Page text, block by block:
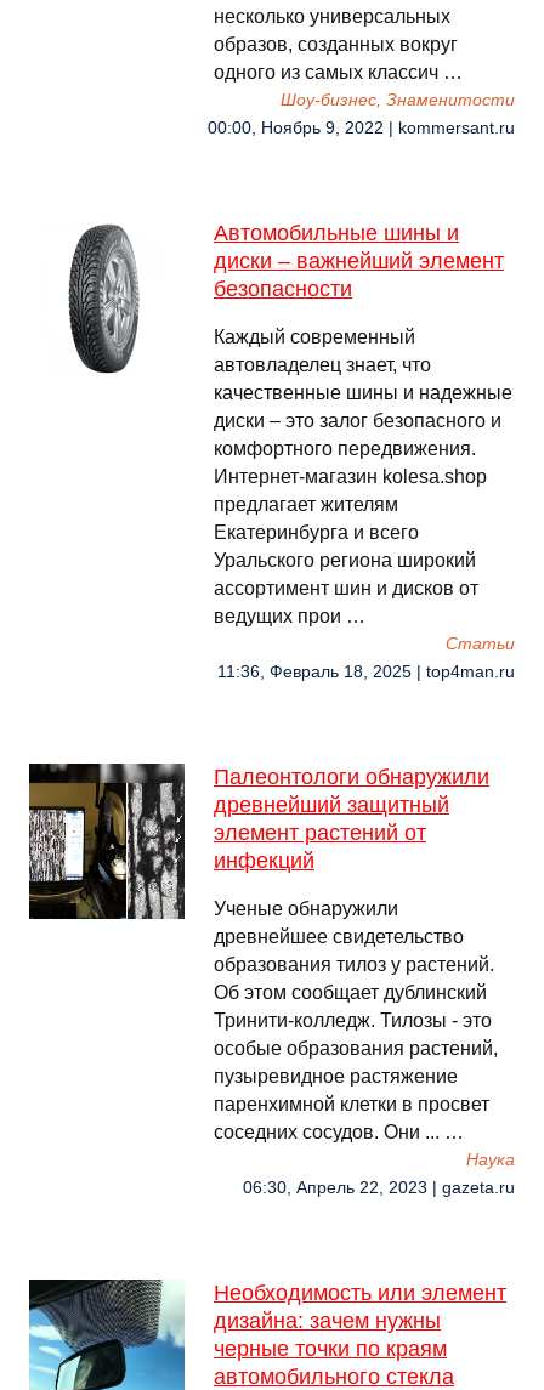
несколько универсальных
образов, созданных вокруг
одного из самых классич …
Шоу-бизнес, Знаменитости
00:00, Ноябрь 9, 2022 | kommersant.ru
Автомобильные шины и
диски – важнейший элемент
безопасности
Каждый современный
автовладелец знает, что
качественные шины и надежные
диски – это залог безопасного и
комфортного передвижения.
Интернет-магазин kolesa.shop
предлагает жителям
Екатеринбурга и всего
Уральского региона широкий
ассортимент шин и дисков от
ведущих прои …
Cтатьи
11:36, Февраль 18, 2025 | top4man.ru
Палеонтологи обнаружили
древнейший защитный
элемент растений от
инфекций
Ученые обнаружили
древнейшее свидетельство
образования тилоз у растений.
Об этом сообщает дублинский
Тринити-колледж. Тилозы - это
особые образования растений,
пузыревидное растяжение
паренхимной клетки в просвет
соседних сосудов. Они ... …
Наука
06:30, Апрель 22, 2023 | gazeta.ru
Необходимость или элемент
дизайна: зачем нужны
черные точки по краям
автомобильного стекла